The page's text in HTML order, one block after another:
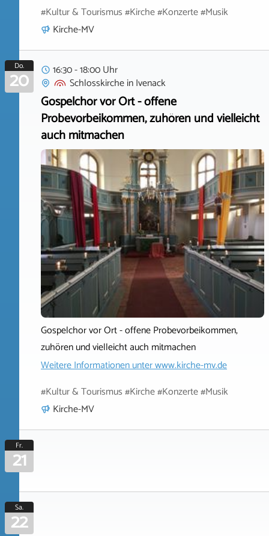
#Kultur & Tourismus #Kirche #Konzerte #Musik
Kirche-MV
Do.
20
16:30 - 18:00 Uhr
SchlosskircheinIvenack
Gospelchor vor Ort - offene
Probevorbeikommen, zuhören und vielleicht
auch mitmachen
Gospelchor vor Ort - offene Probevorbeikommen,
zuhören und vielleicht auch mitmachen
Weitere Informationen unterwww.kirche-mv.de
#Kultur & Tourismus #Kirche #Konzerte #Musik
Kirche-MV
Fr.
21
Sa.
22